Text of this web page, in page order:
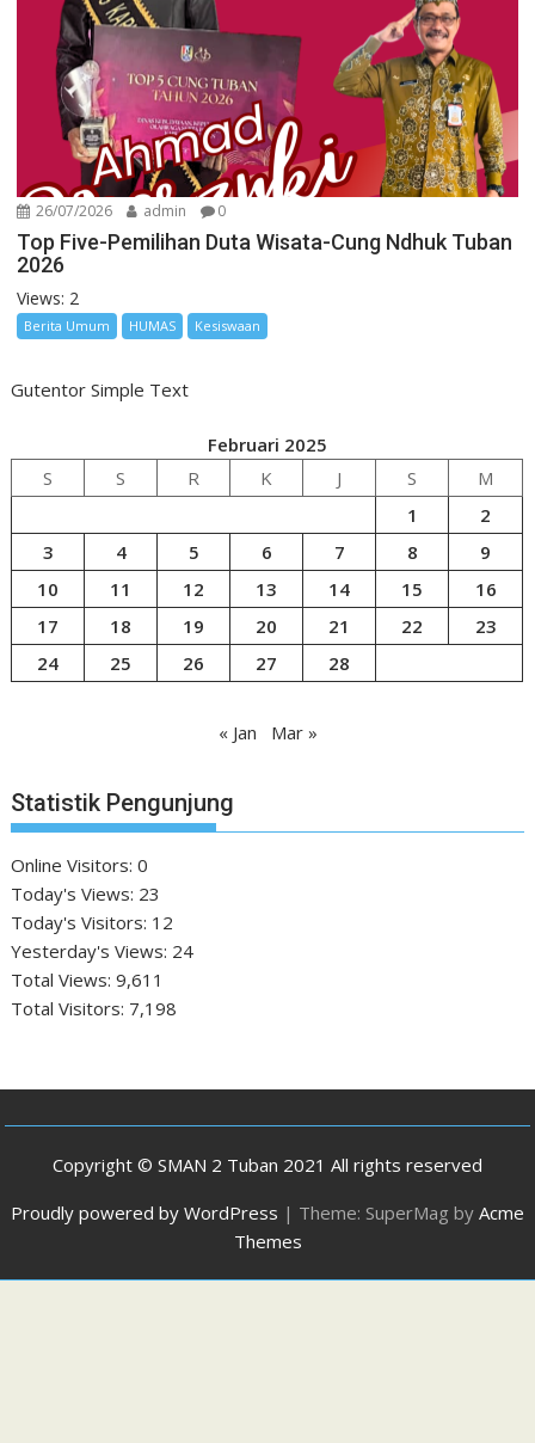
26/07/2026 admin 0
Top Five-Pemilihan Duta Wisata-Cung Ndhuk Tuban
2026
Views: 2
Berita Umum HUMAS Kesiswaan
Gutentor Simple Text
Februari 2025
S
S R K J S
M
1
2
3
4 5 6 7 8
9
10
11 12 13 14 15
16
17
18 19 20 21 22
23
24
25 26 27 28
« Jan Mar »
Statistik Pengunjung
Online Visitors:0
Today's Views: 23
Today's Visitors: 12
Yesterday's Views: 24
Total Views:9,611
Total Visitors: 7,198
Copyright © SMAN 2 Tuban 2021 All rights reserved
Proudly powered by WordPress | Theme: SuperMag by Acme
Themes